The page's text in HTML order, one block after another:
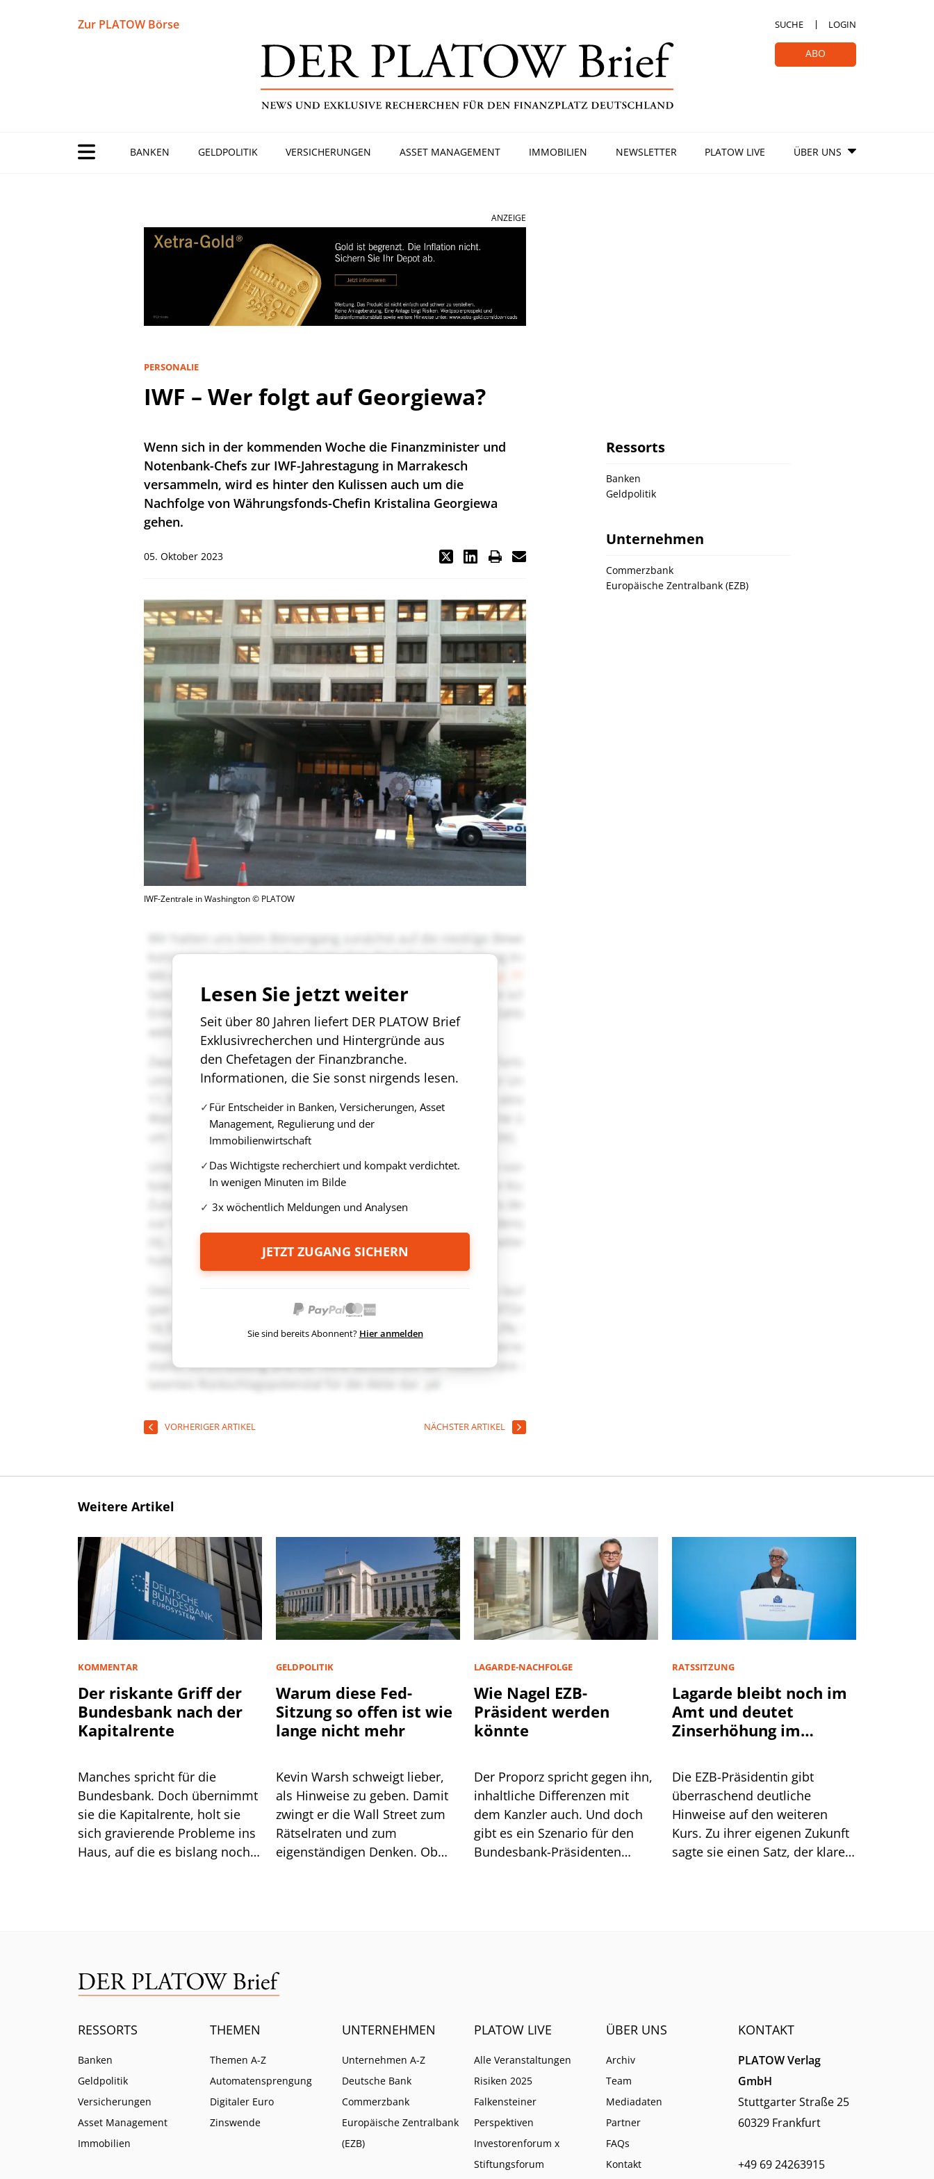
Zur PLATOW Börse SUCHE LOGIN
ABO
BANKEN GELDPOLITIK VERSICHERUNGEN ASSET MANAGEMENT IMMOBILIEN NEWSLETTER PLATOW LIVE ÜBER UNS
ANZEIGE
PERSONALIE
IWF – Wer folgt auf Georgiewa?
Wenn sich in der kommenden Woche die Finanzminister und
Notenbank-Chefs zur IWF-Jahrestagung in Marrakesch
versammeln, wird es hinter den Kulissen auch um die
Nachfolge von Währungsfonds-Chefin Kristalina Georgiewa
gehen.
05. Oktober 2023
IWF-Zentrale in Washington © PLATOW
Lesen Sie jetzt weiter
Seit über 80 Jahren liefert DER PLATOW Brief
Exklusivrecherchen und Hintergründe aus
den Chefetagen der Finanzbranche.
Informationen, die Sie sonst nirgends lesen.
Für Entscheider in Banken, Versicherungen, Asset
Management, Regulierung und der
Immobilienwirtschaft
Das Wichtigste recherchiert und kompakt verdichtet.
In wenigen Minuten im Bilde
3x wöchentlich Meldungen und Analysen
JETZT ZUGANG SICHERN
Sie sind bereits Abonnent? Hier anmelden
VORHERIGER ARTIKEL NÄCHSTER ARTIKEL
Ressorts
Banken
Geldpolitik
Unternehmen
Commerzbank
Europäische Zentralbank (EZB)
Weitere Artikel
KOMMENTAR
Der riskante Griff der
Bundesbank nach der
Kapitalrente
Manches spricht für die
Bundesbank. Doch übernimmt
sie die Kapitalrente, holt sie
sich gravierende Probleme ins
Haus, auf die es bislang noch
GELDPOLITIK
Warum diese Fed-
Sitzung so offen ist wie
lange nicht mehr
Kevin Warsh schweigt lieber,
als Hinweise zu geben. Damit
zwingt er die Wall Street zum
Rätselraten und zum
eigenständigen Denken. Ob
LAGARDE-NACHFOLGE
Wie Nagel EZB-
Präsident werden
könnte
Der Proporz spricht gegen ihn,
inhaltliche Differenzen mit
dem Kanzler auch. Und doch
gibt es ein Szenario für den
Bundesbank-Präsidenten
RATSSITZUNG
Lagarde bleibt noch im
Amt und deutet
Zinserhöhung im
Die EZB-Präsidentin gibt
überraschend deutliche
Hinweise auf den weiteren
Kurs. Zu ihrer eigenen Zukunft
sagte sie einen Satz, der klarer
RESSORTS
Banken
Geldpolitik
Versicherungen
Asset Management
Immobilien
THEMEN
Themen A-Z
Automatensprengung
Digitaler Euro
Zinswende
UNTERNEHMEN
Unternehmen A-Z
Deutsche Bank
Commerzbank
Europäische Zentralbank
(EZB)
PLATOW LIVE
Alle Veranstaltungen
Risiken 2025
Falkensteiner
Perspektiven
Investorenforum x
Stiftungsforum
ÜBER UNS
Archiv
Team
Mediadaten
Partner
FAQs
Kontakt
KONTAKT
PLATOW Verlag
GmbH
Stuttgarter Straße 25
60329 Frankfurt
+49 69 24263915